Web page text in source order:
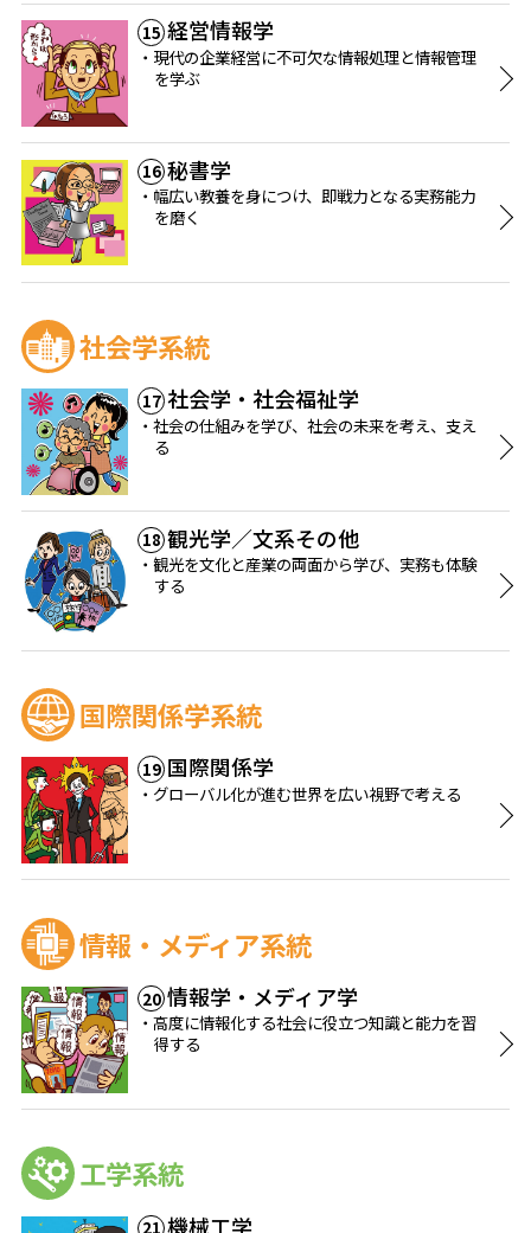
15 経営情報学
現代の企業経営に不可欠な情報処理と情報管理
を学ぶ
16 秘書学
幅広い教養を身につけ、即戦力となる実務能力
を磨く
社会学系統
17 社会学・社会福祉学
社会の仕組みを学び、社会の未来を考え、支え
る
18 観光学／文系その他
観光を文化と産業の両面から学び、実務も体験
する
国際関係学系統
19 国際関係学
グローバル化が進む世界を広い視野で考える
情報・メディア系統
20 情報学・メディア学
高度に情報化する社会に役立つ知識と能力を習
得する
工学系統
21 機械工学